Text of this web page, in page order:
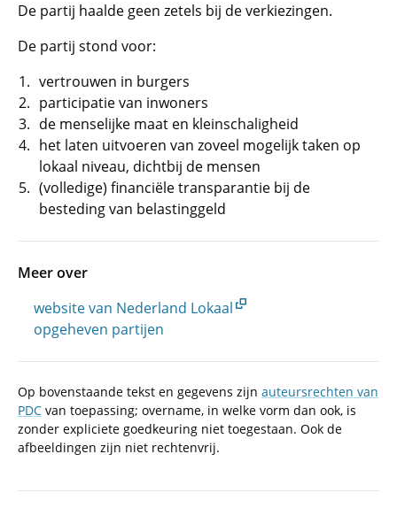
De partij haalde geen zetels bij de verkiezingen.
De partij stond voor:
vertrouwen in burgers
participatie van inwoners
de menselijke maat en kleinschaligheid
het laten uitvoeren van zoveel mogelijk taken op
lokaal niveau, dichtbij de mensen
(volledige) financiële transparantie bij de
besteding van belastinggeld
Meer over
website van Nederland Lokaal
opgeheven partijen
Op bovenstaande tekst en gegevens zijn auteursrechten van
PDC van toepassing; overname, in welke vorm dan ook, is
zonder expliciete goedkeuring niet toegestaan. Ook de
afbeeldingen zijn niet rechtenvrij.